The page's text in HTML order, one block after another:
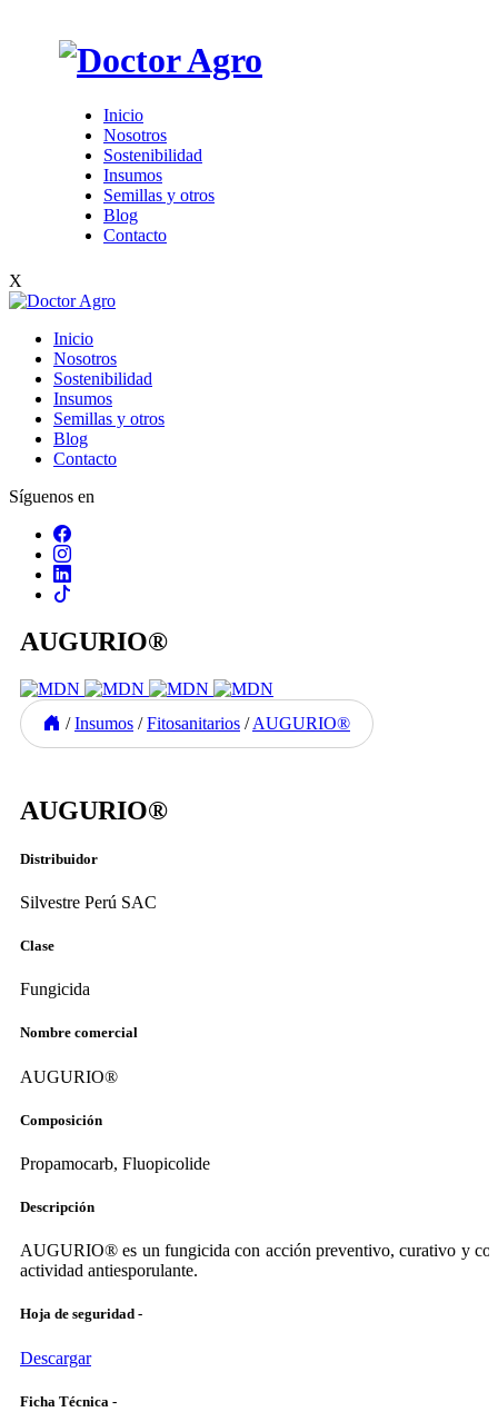
Inicio
Nosotros
Sostenibilidad
Insumos
Semillas y otros
Blog
Contacto
X
Inicio
Nosotros
Sostenibilidad
Insumos
Semillas y otros
Blog
Contacto
Síguenos en
AUGURIO®
/ Insumos / Fitosanitarios / AUGURIO®
AUGURIO®
Distribuidor
Silvestre Perú SAC
Clase
Fungicida
Nombre comercial
AUGURIO®
Composición
Propamocarb, Fluopicolide
Descripción
AUGURIO® es un fungicida con acción preventivo, curativo y
actividad antiesporulante.
Hoja de seguridad -
Descargar
Ficha Técnica -